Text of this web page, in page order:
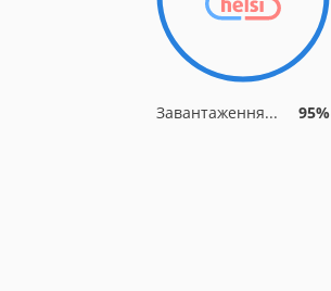
Завантаження... 95%